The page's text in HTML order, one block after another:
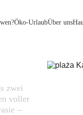
Öko-UrlaubÜber uns
zwei
voller
–